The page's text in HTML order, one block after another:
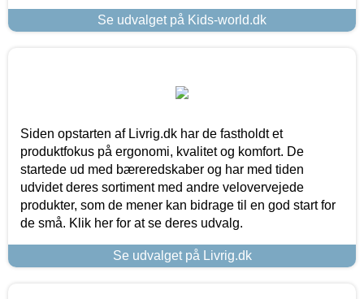
Se udvalget på Kids-world.dk
Siden opstarten af Livrig.dk har de fastholdt et
produktfokus på ergonomi, kvalitet og komfort. De
startede ud med bæreredskaber og har med tiden
udvidet deres sortiment med andre velovervejede
produkter, som de mener kan bidrage til en god start for
de små. Klik her for at se deres udvalg.
Se udvalget på Livrig.dk